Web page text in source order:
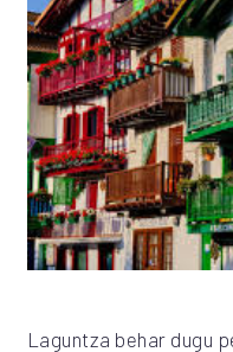
Laguntza behar dugu